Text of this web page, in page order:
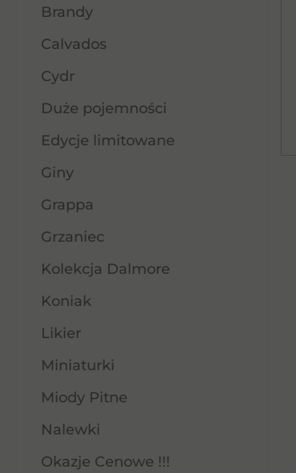
Brandy
Calvados
Cydr
Duże pojemności
Edycje limitowane
Giny
Grappa
Grzaniec
Kolekcja Dalmore
Koniak
Likier
Miniaturki
Miody Pitne
Nalewki
Okazje Cenowe !!!